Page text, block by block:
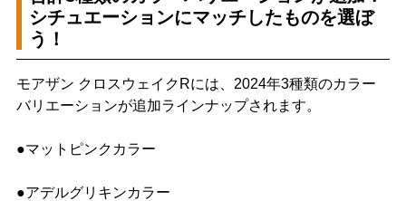
シチュエーションにマッチしたものを選ぼ
う！
モアザン クロスウェイクRには、2024年3種類のカラー
バリエーションが追加ラインナップされます。
●マットピンクカラー
●アデルグリキンカラー